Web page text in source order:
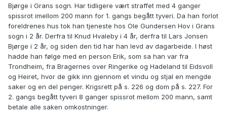
Bjørge i Grans sogn. Har tidligere vært straffet med 4 ganger
spissrot imellom 200 mann for 1. gangs begått tyveri. Da han forlot
foreldrenes hus tok han tjeneste hos Ole Gundersen Hov i Grans
sogn i 2 år. Derfra til Knud Hvaleby i 4 år, derfra til Lars Jonsen
Bjørge i 2 år, og siden den tid har han levd av dagarbeide. I høst
hadde han følge med en person Erik, som sa han var fra
Trondheim, fra Bragernes over Ringerike og Hadeland til Eidsvoll
og Heiret, hvor de gikk inn gjennom et vindu og stjal en mengde
saker og en del penger. Krigsrett på s. 226 og dom på s. 227. For
2. gangs begått tyveri 8 ganger spissrot mellom 200 mann, samt
betale alle saken omkostninger.